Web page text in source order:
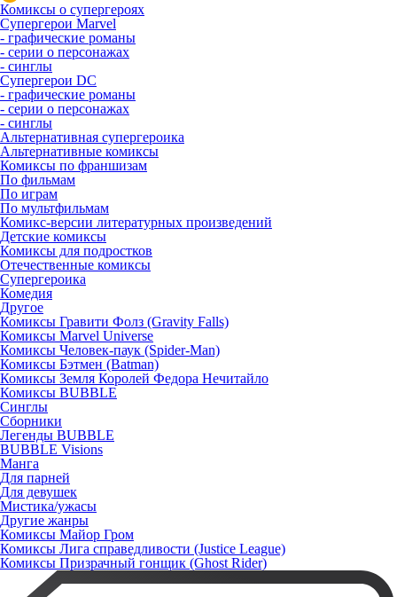
Комиксы о супергероях
Супергерои Marvel
- графические романы
- серии о персонажах
- синглы
Супергерои DC
- графические романы
- серии о персонажах
- синглы
Альтернативная супергероика
Альтернативные комиксы
Комиксы по франшизам
По фильмам
По играм
По мультфильмам
Комикс-версии литературных произведений
Детские комиксы
Комиксы для подростков
Отечественные комиксы
Супергероика
Комедия
Другое
Комиксы Гравити Фолз (Gravity Falls)
Комиксы Marvel Universe
Комиксы Человек-паук (Spider-Man)
Комиксы Бэтмен (Batman)
Комиксы Земля Королей Федора Нечитайло
Комиксы BUBBLE
Синглы
Сборники
Легенды BUBBLE
BUBBLE Visions
Манга
Для парней
Для девушек
Мистика/ужасы
Другие жанры
Комиксы Майор Гром
Комиксы Лига справедливости (Justice League)
Комиксы Призрачный гонщик (Ghost Rider)